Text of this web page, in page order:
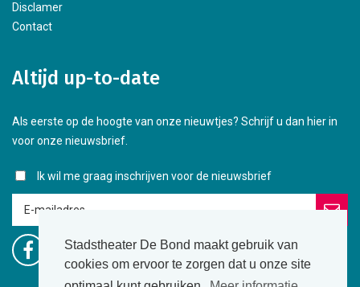
Stadstheater De Bond maakt gebruik van
cookies om ervoor te zorgen dat u onze site
Disclamer
Contact
Altijd up-to-date
Als eerste op de hoogte van onze nieuwtjes? Schrijf u dan hier in
voor onze nieuwsbrief.
Ik wil me graag inschrijven voor de nieuwsbrief